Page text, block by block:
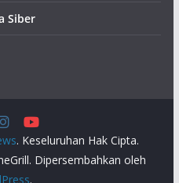
Siber
. Keseluruhan Hak Cipta.
Dipersembahkan oleh
.